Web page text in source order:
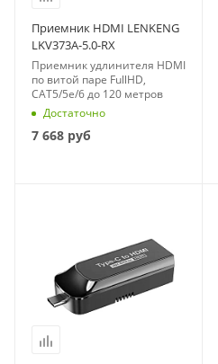
Приемник HDMI LENKENG
LKV373A-5.0-RX
Приемник удлинителя HDMI
по витой паре FullHD,
CAT5/5e/6 до 120 метров
Достаточно
7 668 руб